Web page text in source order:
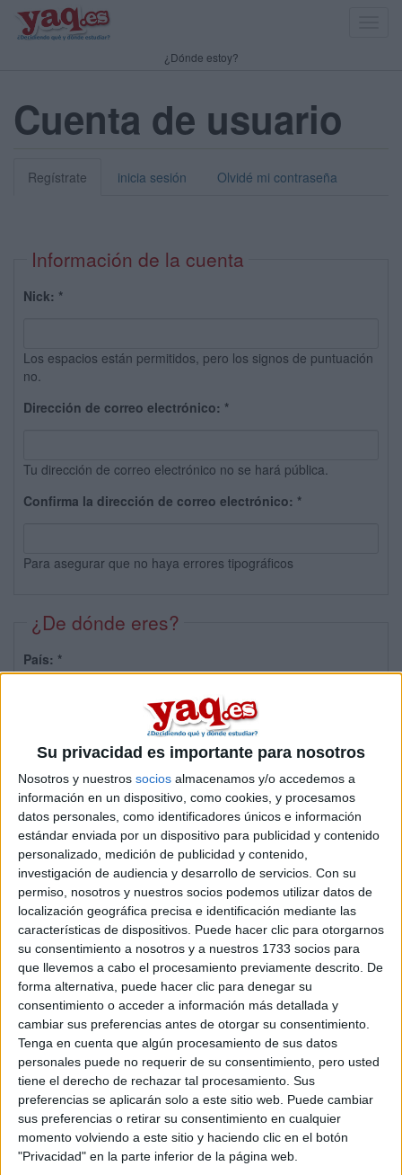
Su privacidad es importante para nosotros
Nosotros y nuestros socios almacenamos y/o accedemos a
información en un dispositivo, como cookies, y procesamos
datos personales, como identificadores únicos e información
estándar enviada por un dispositivo para publicidad y contenido
personalizado, medición de publicidad y contenido,
investigación de audiencia y desarrollo de servicios. Con su
permiso, nosotros y nuestros socios podemos utilizar datos de
localización geográfica precisa e identificación mediante las
características de dispositivos. Puede hacer clic para otorgarnos
su consentimiento a nosotros y a nuestros 1733 socios para
que llevemos a cabo el procesamiento previamente descrito. De
forma alternativa, puede hacer clic para denegar su
consentimiento o acceder a información más detallada y
cambiar sus preferencias antes de otorgar su consentimiento.
Tenga en cuenta que algún procesamiento de sus datos
personales puede no requerir de su consentimiento, pero usted
tiene el derecho de rechazar tal procesamiento. Sus
preferencias se aplicarán solo a este sitio web. Puede cambiar
sus preferencias o retirar su consentimiento en cualquier
momento volviendo a este sitio y haciendo clic en el botón
"Privacidad" en la parte inferior de la página web.
¿Dónde estoy?
Cuenta de usuario
Regístrate inicia sesión Olvidé mi contraseña
Información de la cuenta
Nick: *
Los espacios están permitidos, pero los signos de puntuación
no.
Dirección de correo electrónico: *
Tu dirección de correo electrónico no se hará pública.
Confirma la dirección de correo electrónico: *
Para asegurar que no haya errores tipográficos
¿De dónde eres?
País: *
Sobre ti
Soy:*
Chico
Chica
¿En qué año terminas (o terminaste) bachillerato o FP?
Soy estudiante de:*
Términos y Condiciones de Uso
Aceptolos Términos y Condicionesde uso*